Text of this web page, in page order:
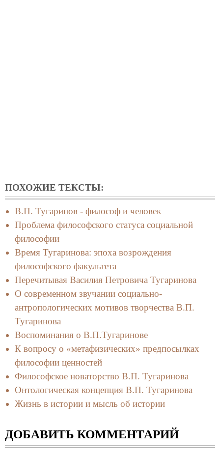
ПОХОЖИЕ ТЕКСТЫ:
В.П. Тугаринов - философ и человек
Проблема философского статуса социальной
философии
Время Тугаринова: эпоха возрождения
философского факультета
Перечитывая Василия Петровича Тугаринова
О современном звучании социально-
антропологических мотивов творчества В.П.
Тугаринова
Воспоминания о В.П.Тугаринове
К вопросу о «метафизических» предпосылках
философии ценностей
Философское новаторство В.П. Тугаринова
Онтологическая концепция В.П. Тугаринова
Жизнь в истории и мысль об истории
ДОБАВИТЬ КОММЕНТАРИЙ